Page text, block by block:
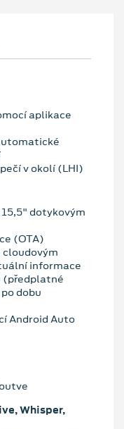
aplikace
v okolí (LHI)
15,5" dotykovým
(OTA)
cloudovým
informace
(předplatné
dobu
Android Auto
Whisper,